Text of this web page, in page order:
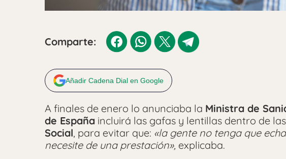
Comparte:
Añadir Cadena Dial en Google
A finales de enero lo anunciaba la Ministra de
de España incluirá las gafas y lentillas dentro de
Social, para evitar que: «la gente no tenga que
necesite de una prestación», explicaba.